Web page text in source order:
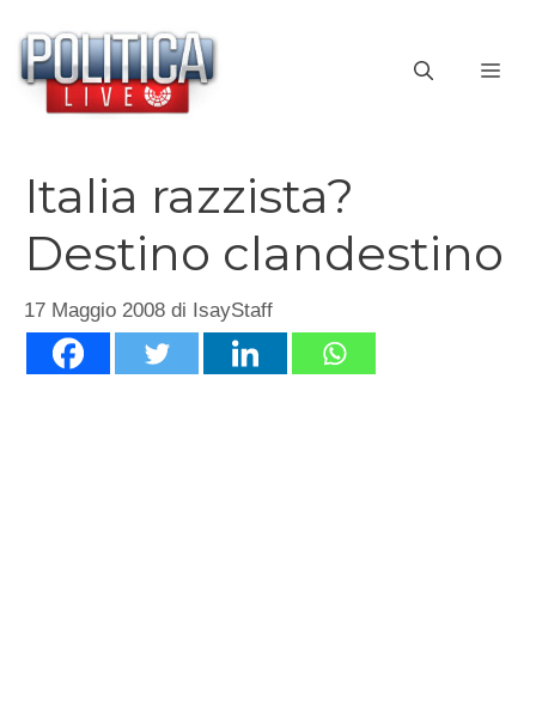
contenuto
Italia razzista?
Destino clandestino
17 Maggio 2008 di IsayStaff